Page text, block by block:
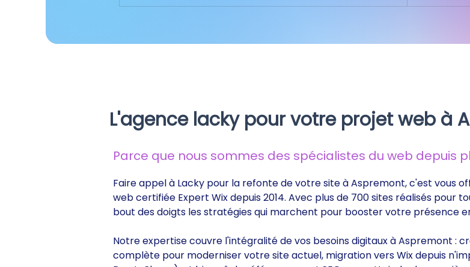
L'agence lacky pour votre projet web à
Parce que nous sommes des spécialistes du web depuis
Faire appel à Lacky pour la refonte de votre site à Aspremont, c'est vous
web certifiée Expert Wix depuis 2014. Avec plus de 700 sites réalisés pour
bout des doigts les stratégies qui marchent pour booster votre présence
Notre expertise couvre l'intégralité de vos besoins digitaux à Aspremont :
complète pour moderniser votre site actuel, migration vers Wix depuis